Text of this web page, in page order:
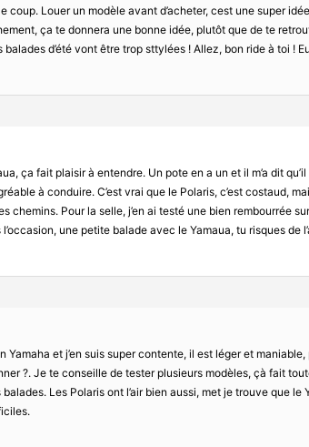
coup. Louer un modèle avant d’acheter, cest une super
ça te donnera une bonne idée, plutôt que de te
balades d’été vont être trop sttylées ! Allez, bon ride à toi !
ça fait plaisir à entendre. Un pote en a un et il m’a dit
à conduire. C’est vrai que le Polaris, c’est costaud,
chemins. Pour la selle, j’en ai testé une bien rembourrée
l’occasion, une petite balade avec le Yamaua, tu risques de
Yamaha et j’en suis super contente, il est léger et
?. Je te conseille de tester plusieurs modèles, çà fait
balades. Les Polaris ont l’air bien aussi, met je trouve que le